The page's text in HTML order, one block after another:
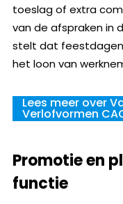
toeslag of extra
van de afspraken in
stelt dat
het loon van
Lees meer over
Verlofvormen
Promotie en
functie